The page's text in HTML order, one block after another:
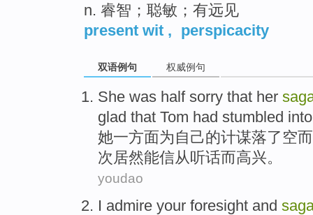
n. 睿智；聪敏；有远见
present wit , perspicacity
双语例句 权威例句
She was half sorry that her
glad that Tom had stumbled into
她一方面为 自己的计谋落了空而
次居然能信从听话而高兴。
youdao
I admire your foresight and